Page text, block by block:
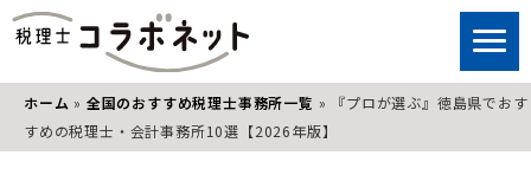
ホーム » 全国のおすすめ税理士事務所一覧 » 『プロが選ぶ』徳島県でおす
すめの税理士・会計事務所10選【2026年版】